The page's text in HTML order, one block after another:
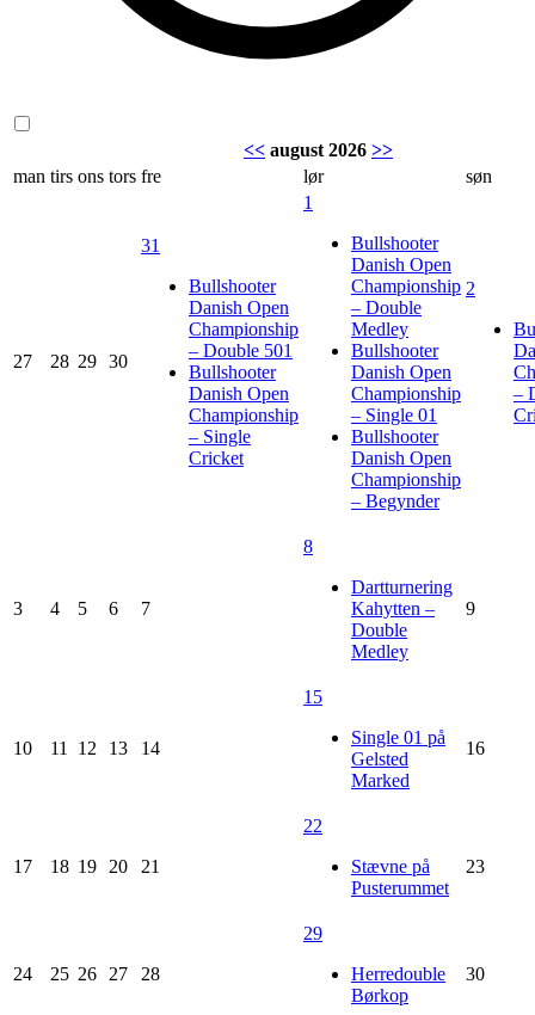
<< august 2026 >>
man tirs ons tors fre lør søn
27 28 29 30
31
Bullshooter
Danish Open
Championship
– Double 501
Bullshooter
Danish Open
Championship
– Single
Cricket
1
Bullshooter
Danish Open
Championship
– Double
Medley
Bullshooter
Danish Open
Championship
– Single 01
Bullshooter
Danish Open
Championship
– Begynder
2
–
3 4 5 6 7
8
Dartturnering
Kahytten –
Double
Medley
9
10 11 12 13 14
15
Single 01 på
Gelsted
Marked
16
17 18 19 20 21
22
Stævne på
Pusterummet
23
24 25 26 27 28
29
Herredouble
Børkop
30